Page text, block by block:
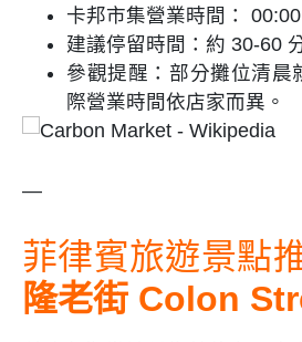
卡邦市集營業時間：
建議停留時間：約 30-60
參觀提醒：部分攤位清晨
際營業時間依店家而異。
—
菲律賓旅遊景點
隆老街 Colon